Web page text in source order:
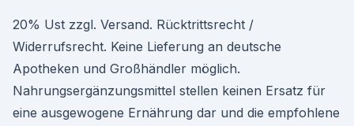
20% Ust zzgl. Versand. Rücktrittsrecht /
Widerrufsrecht. Keine Lieferung an deutsche
Apotheken und Großhändler möglich.
Nahrungsergänzungsmittel stellen keinen Ersatz für
eine ausgewogene Ernährung dar und die empfohlene